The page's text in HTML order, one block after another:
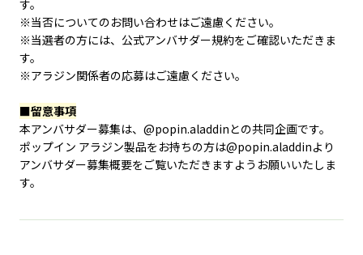
す。
※当否についてのお問い合わせはご遠慮ください。
※当選者の方には、公式アンバサダー規約をご確認いただきま
す。
※アラジン関係者の応募はご遠慮ください。
■留意事項
本アンバサダー募集は、@popin.aladdinとの共同企画です。
ポップイン アラジン製品をお持ちの方は@popin.aladdinより
アンバサダー募集概要をご覧いただきますようお願いいたしま
す。